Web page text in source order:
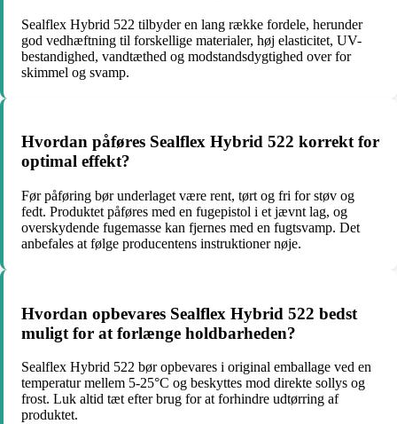
Sealflex Hybrid 522 tilbyder en lang række fordele, herunder
god vedhæftning til forskellige materialer, høj elasticitet, UV-
bestandighed, vandtæthed og modstandsdygtighed over for
skimmel og svamp.
Hvordan påføres Sealflex Hybrid 522 korrekt for
optimal effekt?
Før påføring bør underlaget være rent, tørt og fri for støv og
fedt. Produktet påføres med en fugepistol i et jævnt lag, og
overskydende fugemasse kan fjernes med en fugtsvamp. Det
anbefales at følge producentens instruktioner nøje.
Hvordan opbevares Sealflex Hybrid 522 bedst
muligt for at forlænge holdbarheden?
Sealflex Hybrid 522 bør opbevares i original emballage ved en
temperatur mellem 5-25°C og beskyttes mod direkte sollys og
frost. Luk altid tæt efter brug for at forhindre udtørring af
produktet.